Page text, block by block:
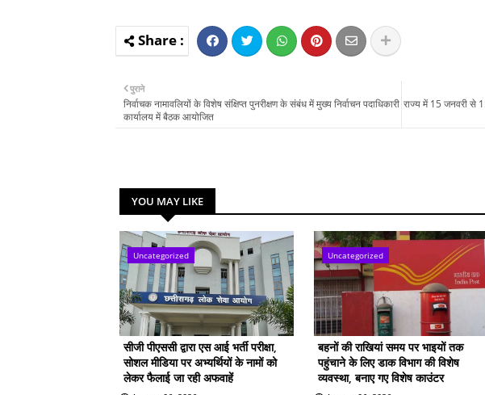
राज्य में 15 जनवरी से
पुराने
निर्वाचक नामावलियों के विशेष संक्षिप्त पुनरीक्षण के संबंध में मुख्य निर्वाचन पदाधिकारी
कार्यालय में बैठक आयोजित
YOU MAY LIKE
Uncategorized
सीजी पीएससी द्वारा एस आई भर्ती परीक्षा,
सोशल मीडिया पर अभ्यर्थियों के नामों को
लेकर फैलाई जा रही अफवाहें
Uncategorized
बहनों की राखियां समय पर भाइयों तक
पहुंचाने के लिए डाक विभाग की विशेष
व्यवस्था, बनाए गए विशेष काउंटर